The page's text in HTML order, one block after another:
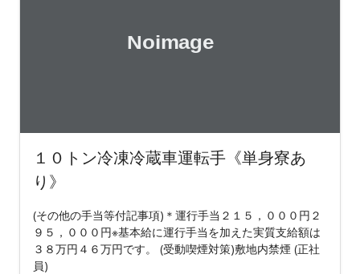
１０トン冷凍冷蔵車運転手《単身寮あ
り》
(その他の手当等付記事項)＊運行手当２１５，０００円２
９５，０００円※基本給に運行手当を加えた実質支給額は
３８万円４６万円です。 (受動喫煙対策)敷地内禁煙 (正社
員)